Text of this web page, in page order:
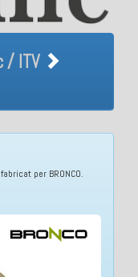
/
/ ITV
per BRONCO.